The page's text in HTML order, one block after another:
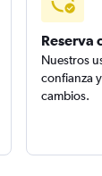
Reserva
Nuestros
confianza
cambios.